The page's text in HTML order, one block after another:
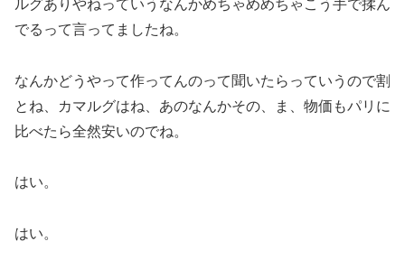
ルグありやねっていうなんかめちゃめめちゃこう手で揉ん
でるって言ってましたね。
なんかどうやって作ってんのって聞いたらっていうので割
とね、カマルグはね、あのなんかその、ま、物価もパリに
比べたら全然安いのでね。
はい。
はい。